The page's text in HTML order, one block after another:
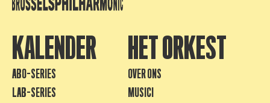
KALENDER
ABO-SERIES
LAB-SERIES
HET ORKEST
OVER ONS
MUSICI